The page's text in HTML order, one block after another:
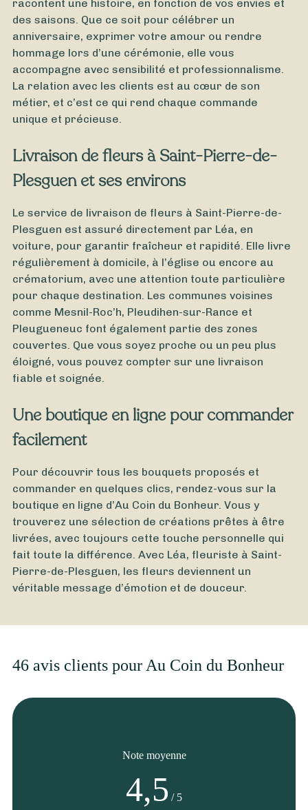
À partir de20€ -
À partir de16€ -Personnaliser
Bouquet Octobre Rose
racontent une histoire, en fonction de vos envies et
des saisons. Que ce soit pour célébrer un
anniversaire, exprimer votre amour ou rendre
hommage lors d’une cérémonie, elle vous
accompagne avec sensibilité et professionnalisme.
La relation avec les clients est au cœur de son
métier, et c’est ce qui rend chaque commande
unique et précieuse.
Livraison de fleurs à Saint-Pierre-de-
Plesguen et ses environs
Le service de livraison de fleurs à Saint-Pierre-de-
Plesguen est assuré directement par Léa, en
voiture, pour garantir fraîcheur et rapidité. Elle livre
régulièrement à domicile, à l’église ou encore au
crématorium, avec une attention toute particulière
pour chaque destination. Les communes voisines
comme Mesnil-Roc’h, Pleudihen-sur-Rance et
Pleugueneuc font également partie des zones
couvertes. Que vous soyez proche ou un peu plus
éloigné, vous pouvez compter sur une livraison
fiable et soignée.
Une boutique en ligne pour commander
facilement
Pour découvrir tous les bouquets proposés et
commander en quelques clics, rendez-vous sur la
boutique en ligne d’Au Coin du Bonheur. Vous y
trouverez une sélection de créations prêtes à être
livrées, avec toujours cette touche personnelle qui
fait toute la différence. Avec Léa, fleuriste à Saint-
Pierre-de-Plesguen, les fleurs deviennent un
véritable message d’émotion et de douceur.
46 avis clients pour Au Coin du Bonheur
Note moyenne
4,5/ 5